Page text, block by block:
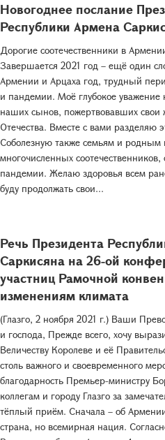
Новогоднее послание
Республики Армена
Дорогие соотечественники в
Завершается 2021 год – ещё один
Армении и Арцаха год, трудный
и пандемии. Моё глубокое уважение
наших сынов, пожертвовавших свои
Отечества. Вместе с вами разделяю
Соболезную также семьям и
многочисленных
пандемии. Желаю здоровья всем
буду продолжать свои...
Речь Президента
Саркисяна на 26-ой
участниц Рамочной
изменениям климата
(Глазго, 2 ноября 2021 г.) Ваши
и господа, Прежде всего, хочу
Величеству Королеве и её
столь важного и своевременного
благодарность Премьер-министру
коллегам и городу Глазго за
тёплый приём. Сначала – об
страна, но всемирная нация.